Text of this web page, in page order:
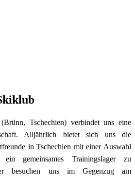
Tschechien) verbindet uns eine
Alljährlich bietet sich uns die
in Tschechien mit einer Auswahl
ein gemeinsames Trainingslager zu
besuchen uns im Gegenzug am